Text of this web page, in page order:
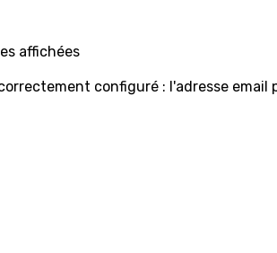
affichées
configuré : l'adresse email